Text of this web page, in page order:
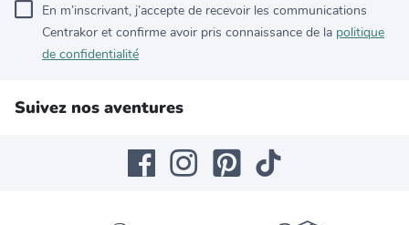
En m’inscrivant, j’accepte de recevoir les communications
Centrakor et confirme avoir pris connaissance de la politique
de confidentialité
Suivez nos aventures